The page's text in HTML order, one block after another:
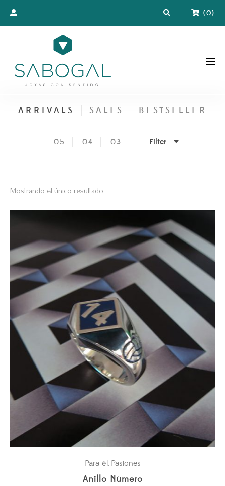
(0)
ARRIVALS SALES BESTSELLER
05 04 03 Filter
Mostrando el único resultado
Para él, Pasiones
Anillo Número